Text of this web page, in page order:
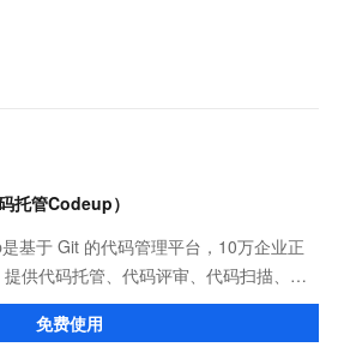
托管Codeup）
基于 Git 的代码管理平台，10万企业正
供代码托管、代码评审、代码扫描、质
全方位保护企业代码资产。
免费使用